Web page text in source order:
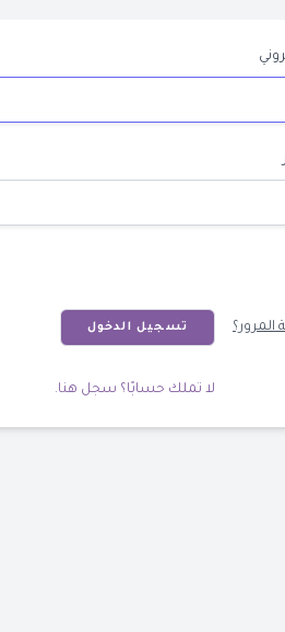
تسجيل الدخول
لا تملك حسابًا؟ سجل هنا.